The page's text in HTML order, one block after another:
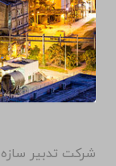
شرکت تدبیر